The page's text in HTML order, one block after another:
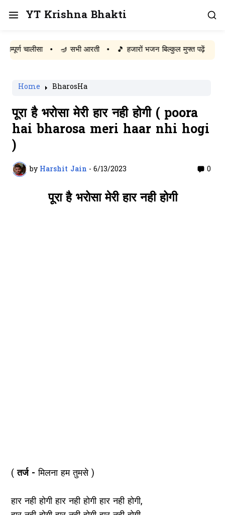
YT Krishna Bhakti
• 🪔 सभी आरती • 🎵 हजारों भजन बिल्कुल मुफ्त पढ़ें
Home BharosHa
पूरा है भरोसा मेरी हार नही होगी ( poora
hai bharosa meri haar nhi hogi
)
by Harshit Jain - 6/13/2023 0
पूरा है भरोसा मेरी हार नही होगी
(तर्ज - मिलना हम तुमसे )
हार नही होगी हार नही होगी हार नही होगी,